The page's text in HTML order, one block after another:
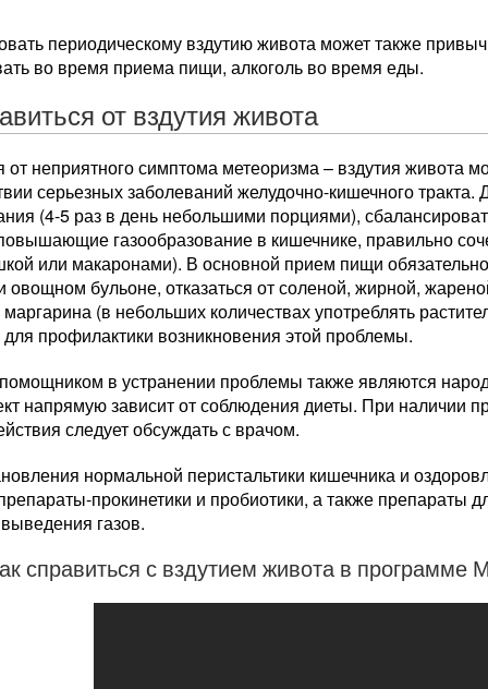
периодическому вздутию живота может также
во время приема пищи, алкоголь во время еды.
от вздутия живота
от неприятного симптома метеоризма – вздутия живота
серьезных заболеваний желудочно-кишечного
(4-5 раз в день небольшими порциями),
газообразование в кишечнике, правильно
или макаронами). В основной прием пищи
овощном бульоне, отказаться от соленой, жирной,
(в небольших количествах употреблять
для профилактики возникновения этой проблемы.
в устранении проблемы также являются
напрямую зависит от соблюдения диеты. При наличии
следует обсуждать с врачом.
нормальной перистальтики кишечника и
прокинетики и пробиотики, а также препараты
газов.
справиться с вздутием живота в